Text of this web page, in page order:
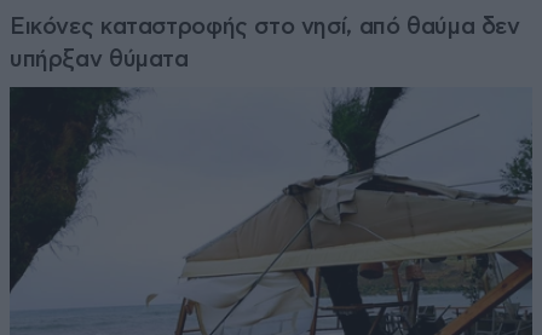
Εικόνες καταστροφής στο νησί, από θαύμα δεν
υπήρξαν θύματα